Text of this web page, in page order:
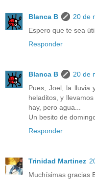
Blanca B
20 de
Espero que te sea
Responder
Blanca B
20 de
Pues, Joel, la lluvia
heladitos, y
hay, pero agua...
Un besito de
Responder
Trinidad Martinez
Muchísimas gracias